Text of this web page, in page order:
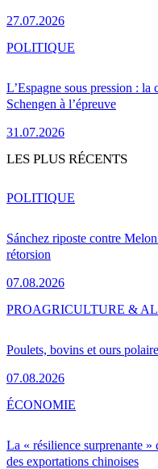
27.07.2026
L’Espagne sous pression :
Schengen à l’épreuve
31.07.2026
POLITIQUE
LES PLUS RÉCENTS
Sánchez riposte contre
rétorsion
07.08.2026
POLITIQUE
Poulets, bovins et ours
07.08.2026
PROAGRICULTURE &
La « résilience surprenante
des exportations chinoises
ÉCONOMIE